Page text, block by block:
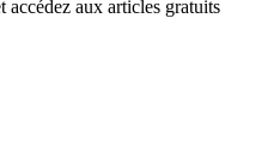
accédez aux articles gratuits